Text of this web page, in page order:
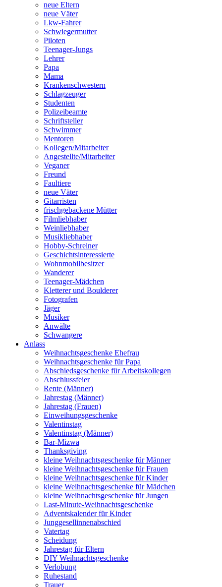
neue Eltern
neue Väter
Lkw-Fahrer
Schwiegermutter
Piloten
Teenager-Jungs
Lehrer
Papa
Mama
Krankenschwestern
Schlagzeuger
Studenten
Polizeibeamte
Schriftsteller
Schwimmer
Mentoren
Kollegen/Mitarbeiter
Angestellte/Mitarbeiter
Veganer
Freund
Faultiere
neue Väter
Gitarristen
frischgebackene Mütter
Filmliebhaber
Weinliebhaber
Musikliebhaber
Hobby-Schreiner
Geschichtsinteressierte
Wohnmobilbesitzer
Wanderer
Teenager-Mädchen
Kletterer und Boulderer
Fotografen
Jäger
Musiker
Anwälte
Schwangere
Anlass
Weihnachtsgeschenke Ehefrau
Weihnachtsgeschenke für Papa
Abschiedsgeschenke für Arbeitskollegen
Abschlussfeier
Rente (Männer)
Jahrestag (Männer)
Jahrestag (Frauen)
Einweihungsgeschenke
Valentinstag
Valentinstag (Männer)
Bar-Mizwa
Thanksgiving
kleine Weihnachtsgeschenke für Männer
kleine Weihnachtsgeschenke für Frauen
kleine Weihnachtsgeschenke für Kinder
kleine Weihnachtsgeschenke für Mädchen
kleine Weihnachtsgeschenke für Jungen
Last-Minute-Weihnachtsgeschenke
Adventskalender für Kinder
Junggesellinnenabschied
Vatertag
Scheidung
Jahrestag für Eltern
DIY Weihnachtsgeschenke
Verlobung
Ruhestand
Trauer